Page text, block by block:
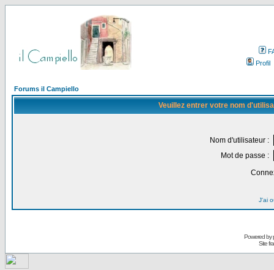
Profil
Forums il Campiello
Veuillez entrer votre nom
Nom d'utilisateur :
Mot de passe :
J'ai
Powered by
Site